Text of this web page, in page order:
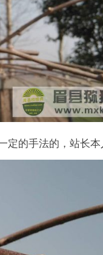
的手法的，站长本